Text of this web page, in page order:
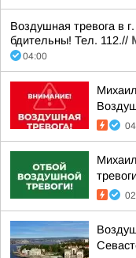
Воздушная тревога в
бдительны! Тел. 112.//
04:00